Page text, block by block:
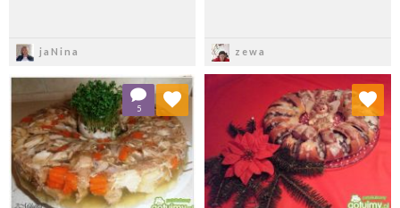
jaNina zewa
5
Dodaj do ulubionych
Wybierz listę:
Dodaj do ulubionych
Wybierz listę: